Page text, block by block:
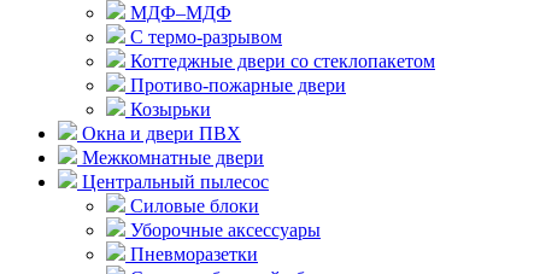
МДФ–МДФ
С термо-разрывом
Коттеджные двери со стеклопакетом
Противо-пожарные двери
Козырьки
Окна и двери ПВХ
Межкомнатные двери
Центральный пылесос
Силовые блоки
Уборочные аксессуары
Пневморазетки